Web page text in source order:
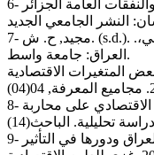
6- قدّاوي, ع. ا. (2017). النمو السكاني والنفقات العامة الجزائر
7- مجيد, ح. ش. (s.d.). الاختلالات الهيكلية في الاقتصاد العراقي،.
العراق: جامعة واسط.
على بعض المتغيرات الاقتصادية
8- مسعي،, أ. ل. (2014). أثر سياسة الإنعاش الاقتصادي على محاربة
9- مطر, ح. ن. (2012). السياسة المالية في العراق ودورها في التأثير